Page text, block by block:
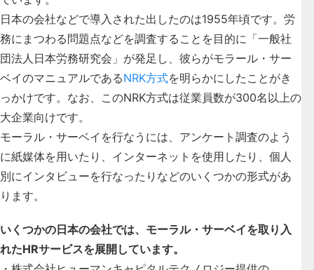
日本の会社などで導入された出したのは1955年頃です。労
務にまつわる問題点などを調査することを目的に「一般社
団法人日本労務研究会」が発足し、彼らがモラール・サー
ベイのマニュアルであるNRK方式を明らかにしたことがき
っかけです。なお、このNRK方式は従業員数が300名以上の
大企業向けです。
モーラル・サーベイを行なうには、アンケート調査のよう
に紙媒体を用いたり、インターネットを使用したり、個人
別にインタビューを行なったりなどのいくつかの形式があ
ります。
いくつかの日本の会社では、モーラル・サーベイを取り入
れたHRサービスを展開しています。